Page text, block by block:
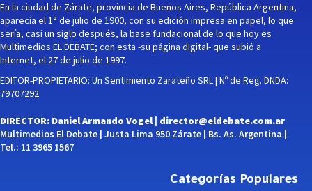
En la ciudad de Zárate, provincia de Buenos Aires, República Argentina,
aparecía el 1° de julio de 1900, con su edición impresa en papel, lo que
sería, casi un siglo después, la base fundacional de lo que hoy es
Multimedios EL DEBATE; con esta -su página digital- que subió a
Internet, el 27 de julio de 1997.
EDITOR-PROPIETARIO: Un Sentimiento Zarateño SRL | Nº de Reg. DNDA:
79707292
DIRECTOR: Daniel Armando Vogel | director@eldebate.com.ar
Multimedios El Debate | Justa Lima 950 Zárate | Bs. As. Argentina |
Tel.: 11 3965 1567
Categorías Populares